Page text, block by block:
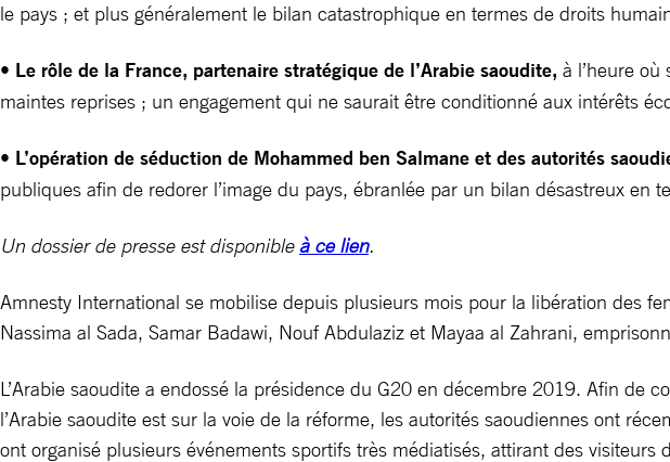
le pays ; et plus généralement le bilan catastrophique en termes de droits
• Le rôle de la France, partenaire stratégique de l’Arabie saoudite, à l’heure où
maintes reprises ; un engagement qui ne saurait être conditionné aux intérêts
• L’opération de séduction de Mohammed ben Salmane et des autorités
publiques afin de redorer l’image du pays, ébranlée par un bilan désastreux en
Un dossier de presse est disponible à ce lien.
Amnesty International se mobilise depuis plusieurs mois pour la libération des
Nassima al Sada, Samar Badawi, Nouf Abdulaziz et Mayaa al Zahrani,
L’Arabie saoudite a endossé la présidence du G20 en décembre 2019. Afin
l’Arabie saoudite est sur la voie de la réforme, les autorités saoudiennes ont
ont organisé plusieurs événements sportifs très médiatisés, attirant des